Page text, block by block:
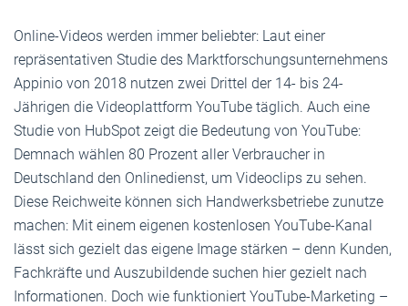
Online-Videos werden immer beliebter: Laut einer
repräsentativen Studie des Marktforschungs­unternehmens
Appinio von 2018 nutzen zwei Drittel der 14- bis 24-
Jährigen die Videoplattform YouTube täglich. Auch eine
Studie von HubSpot zeigt die Bedeutung von YouTube:
Demnach wählen 80 Prozent aller Verbraucher in
Deutschland den Onlinedienst, um Videoclips zu sehen.
Diese Reichweite können sich Handwerksbetriebe zunutze
machen: Mit einem eigenen kostenlosen YouTube-Kanal
lässt sich gezielt das eigene Image stärken – denn Kunden,
Fachkräfte und Auszubildende suchen hier gezielt nach
Informationen. Doch wie funktioniert YouTube-Marketing –